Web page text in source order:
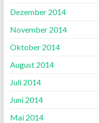
Dezember 2014
November 2014
Oktober 2014
August 2014
Juli 2014
Juni 2014
Mai 2014